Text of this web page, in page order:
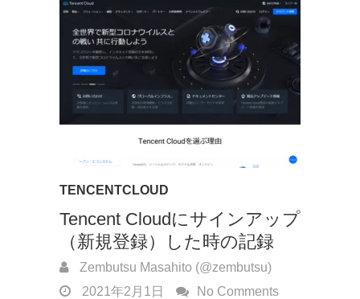
TENCENTCLOUD
Tencent Cloudにサインアップ
（新規登録）した時の記録
Zembutsu Masahito (@zembutsu)
2021年2月1日
No Comments